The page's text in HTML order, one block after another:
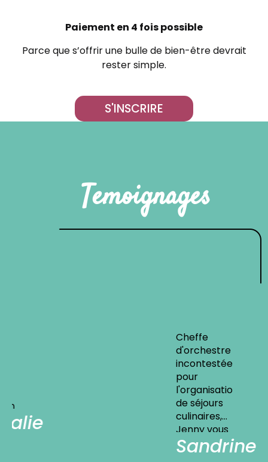
Paiement en 4 fois possible
Parce que s’offrir une bulle de bien-être devrait
rester simple.
S'INSCRIRE
Temoignages
Sandrine
d'orchestre
incontestée
l'organisation
de séjours
culinaires,
Jenny vous